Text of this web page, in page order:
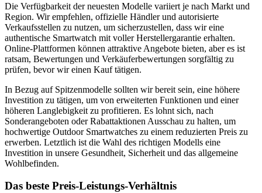
Die Verfügbarkeit der neuesten Modelle variiert je nach Markt und
Region. Wir empfehlen, offizielle Händler und autorisierte
Verkaufsstellen zu nutzen, um sicherzustellen, dass wir eine
authentische Smartwatch mit voller Herstellergarantie erhalten.
Online-Plattformen können attraktive Angebote bieten, aber es ist
ratsam, Bewertungen und Verkäuferbewertungen sorgfältig zu
prüfen, bevor wir einen Kauf tätigen.
In Bezug auf Spitzenmodelle sollten wir bereit sein, eine höhere
Investition zu tätigen, um von erweiterten Funktionen und einer
höheren Langlebigkeit zu profitieren. Es lohnt sich, nach
Sonderangeboten oder Rabattaktionen Ausschau zu halten, um
hochwertige Outdoor Smartwatches zu einem reduzierten Preis zu
erwerben. Letztlich ist die Wahl des richtigen Modells eine
Investition in unsere Gesundheit, Sicherheit und das allgemeine
Wohlbefinden.
Das beste Preis-Leistungs-Verhältnis